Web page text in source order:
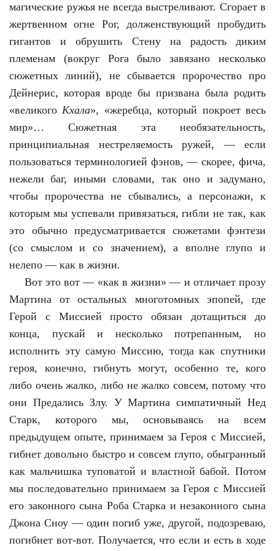
магические ружья не всегда выстреливают. Сгорает в
жертвенном огне Рог, долженствующий пробудить
гигантов и обрушить Стену на радость диким
племенам (вокруг Рога было завязано несколько
сюжетных линий), не сбывается пророчество про
Дейнерис, которая вроде бы призвана была родить
«великогоКхала», «жеребца, который покроет весь
мир»… Сюжетная эта необязательность,
принципиальная нестреляемость ружей, — если
пользоваться терминологией фэнов, — скорее, фича,
нежели баг, иными словами, так оно и задумано,
чтобы пророчества не сбывались, а персонажи, к
которым мы успевали привязаться, гибли не так, как
это обычно предусматривается сюжетами фэнтези
(со смыслом и со значением), а вполне глупо и
нелепо — как в жизни.
Вот это вот — «как в жизни» — и отличает прозу
Мартина от остальных многотомных эпопей, где
Герой с Миссией просто обязан дотащиться до
конца, пускай и несколько потрепанным, но
исполнить эту самую Миссию, тогда как спутники
героя, конечно, гибнуть могут, особенно те, кого
либо очень жалко, либо не жалко совсем, потому что
они Предались Злу. У Мартина симпатичный Нед
Старк, которого мы, основываясь на всем
предыдущем опыте, принимаем за Героя с Миссией,
гибнет довольно быстро и совсем глупо, обыгранный
как мальчишка туповатой и властной бабой. Потом
мы последовательно принимаем за Героя с Миссией
его законного сына Роба Старка и незаконного сына
Джона Сноу — один погиб уже, другой, подозреваю,
погибнет вот-вот. Получается, что если и есть в ходе